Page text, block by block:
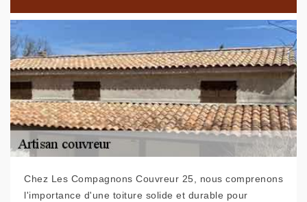
Chez Les Compagnons Couvreur 25, nous comprenons
l'importance d'une toiture solide et durable pour